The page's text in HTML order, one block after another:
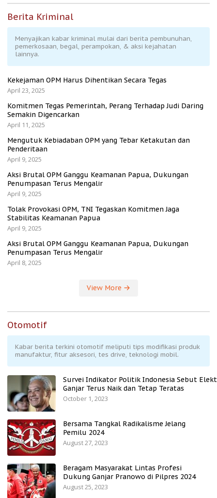
Berita Kriminal
Menyajikan kabar kriminal mulai dari berita pembunuhan,
pemerkosaan, begal, perampokan, & aksi kejahatan
lainnya.
Kekejaman OPM Harus Dihentikan Secara Tegas
April 23, 2025
Komitmen Tegas Pemerintah, Perang Terhadap Judi Daring
Semakin Digencarkan
April 11, 2025
Mengutuk Kebiadaban OPM yang Tebar Ketakutan dan
Penderitaan
April 9, 2025
Aksi Brutal OPM Ganggu Keamanan Papua, Dukungan
Penumpasan Terus Mengalir
April 9, 2025
Tolak Provokasi OPM, TNI Tegaskan Komitmen Jaga
Stabilitas Keamanan Papua
April 9, 2025
Aksi Brutal OPM Ganggu Keamanan Papua, Dukungan
Penumpasan Terus Mengalir
April 8, 2025
View More
Otomotif
Kabar berita terkini otomotif meliputi tips modifikasi produk
manufaktur, fitur aksesori, tes drive, teknologi mobil.
Survei Indikator Politik Indonesia Sebut
Ganjar Terus Naik dan Tetap Teratas
October 1, 2023
Bersama Tangkal Radikalisme Jelang
Pemilu 2024
August 27, 2023
Beragam Masyarakat Lintas Profesi
Dukung Ganjar Pranowo di Pilpres 2024
August 25, 2023